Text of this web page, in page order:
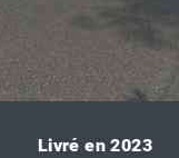
Livré en 2023